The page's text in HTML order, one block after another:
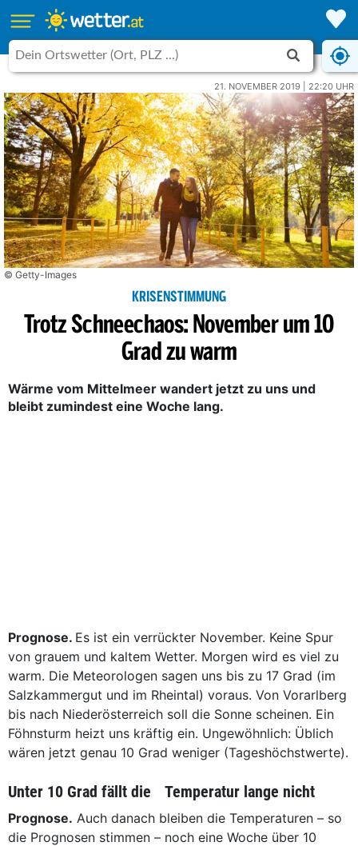
21. NOVEMBER 2019 | 22:20 UHR
© Getty-Images
KRISENSTIMMUNG
Trotz Schneechaos: November um 10
Grad zu warm
Wärme vom Mittelmeer wandert jetzt zu uns und
bleibt zumindest eine Woche lang.
Prognose. Es ist ein verrückter November. Keine Spur
von grauem und kaltem Wetter. Morgen wird es viel zu
warm. Die Meteorologen sagen uns bis zu 17 Grad (im
Salzkammergut und im Rheintal) voraus. Von Vorarlberg
bis nach Niederösterreich soll die Sonne scheinen. Ein
Föhnsturm heizt uns kräftig ein. Ungewöhnlich: Üblich
wären jetzt genau 10 Grad weniger (Tageshöchstwerte).
Unter 10 Grad fällt die Temperatur lange nicht
Prognose. Auch danach bleiben die Temperaturen – so
die Prognosen stimmen – noch eine Woche über 10